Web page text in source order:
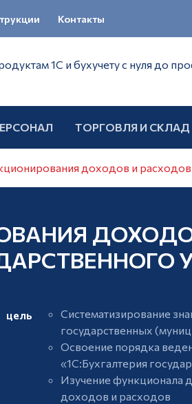
Контакты
1С и бухучету с нуля до
ТОРГОВЛЯ И СКЛАД
доходов и
цель
Систематизирование
государственных
Освоение порядка
«1C:Бухгалтерия
Изучение функционала
доходов и расходов